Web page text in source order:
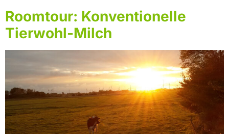
Roomtour: Konventionelle
Tierwohl-Milch